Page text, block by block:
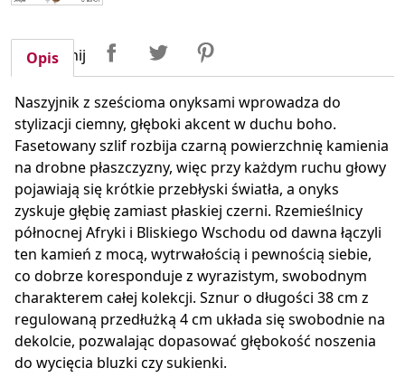
Udostępnij UdostępnijTweetuj
Opis
Naszyjnik z sześcioma onyksami wprowadza do
stylizacji ciemny, głęboki akcent w duchu boho.
Fasetowany szlif rozbija czarną powierzchnię kamienia
na drobne płaszczyzny, więc przy każdym ruchu głowy
pojawiają się krótkie przebłyski światła, a onyks
zyskuje głębię zamiast płaskiej czerni. Rzemieślnicy
północnej Afryki i Bliskiego Wschodu od dawna łączyli
ten kamień z mocą, wytrwałością i pewnością siebie,
co dobrze koresponduje z wyrazistym, swobodnym
charakterem całej kolekcji. Sznur o długości 38 cm z
regulowaną przedłużką 4 cm układa się swobodnie na
dekolcie, pozwalając dopasować głębokość noszenia
do wycięcia bluzki czy sukienki.